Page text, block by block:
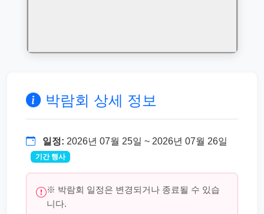
박람회 상세 정보
일정: 2026년 07월 25일 ~ 2026년 07월 26일
기간 행사
※ 박람회 일정은 변경되거나 종료될 수 있습
니다.